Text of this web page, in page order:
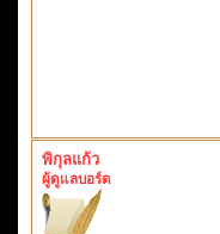
พิกุลแก้ว
ผู้ดูแลบอร์ด